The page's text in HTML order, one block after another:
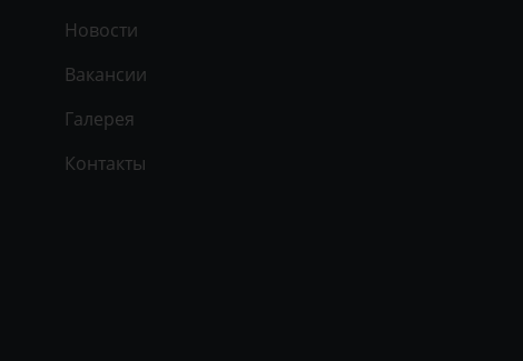
Новости
Вакансии
Галерея
Контакты